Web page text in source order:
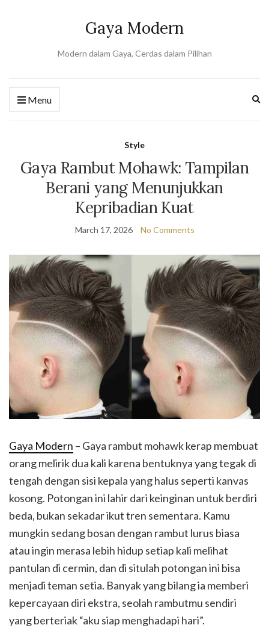
Gaya Modern
Modern dalam Gaya, Cerdas dalam Pilihan
Menu
Style
Gaya Rambut Mohawk: Tampilan
Berani yang Menunjukkan
Kepribadian Kuat
March 17, 2026 No Comments
Gaya Modern – Gaya rambut mohawk kerap membuat
orang melirik dua kali karena bentuknya yang tegak di
tengah dengan sisi kepala yang halus seperti kanvas
kosong. Potongan ini lahir dari keinginan untuk berdiri
beda, bukan sekadar ikut tren sementara. Kamu
mungkin sedang bosan dengan rambut lurus biasa
atau ingin merasa lebih hidup setiap kali melihat
pantulan di cermin, dan di situlah potongan ini bisa
menjadi teman setia. Banyak yang bilang ia memberi
kepercayaan diri ekstra, seolah rambutmu sendiri
yang berteriak “aku siap menghadapi hari”.